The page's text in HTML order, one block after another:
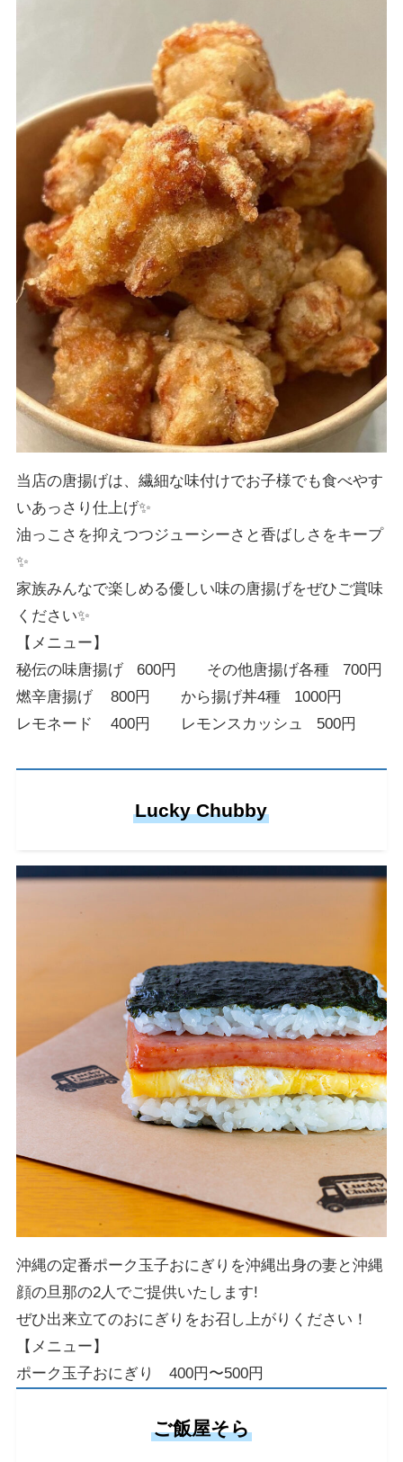
当店の唐揚げは、繊細な味付けでお子様でも食べやす
いあっさり仕上げ✨️
油っこさを抑えつつジューシーさと香ばしさをキープ
✨️
家族みんなで楽しめる優しい味の唐揚げをぜひご賞味
ください✨️
【メニュー】
秘伝の味唐揚げ 600円 その他唐揚げ各種 700円
燃辛唐揚げ 800円 から揚げ丼4種 1000円
レモネード 400円 レモンスカッシュ 500円
Lucky Chubby
沖縄の定番ポーク玉子おにぎりを沖縄出身の妻と沖縄
顔の旦那の2人でご提供いたします!
ぜひ出来立てのおにぎりをお召し上がりください！
【メニュー】
ポーク玉子おにぎり 400円〜500円
ご飯屋そら